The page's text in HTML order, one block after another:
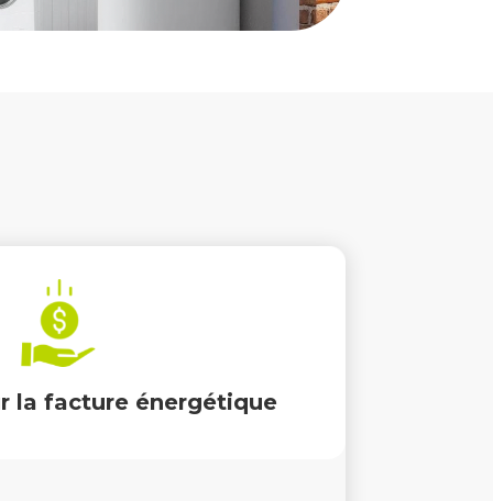
la facture énergétique
est bien plus rentable qu’un
pouvez économiser jusqu’à 70% sur